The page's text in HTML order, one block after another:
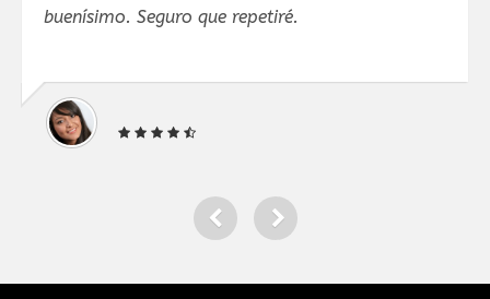
buenísimo. Seguro que repetiré.